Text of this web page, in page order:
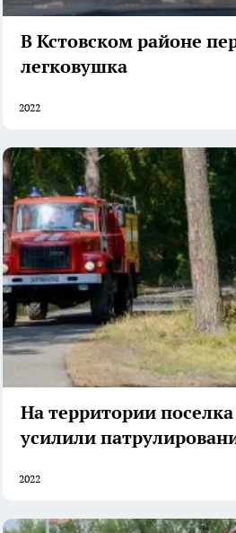
В Кстовском районе
легковушка
2022
На территории
усилили
2022